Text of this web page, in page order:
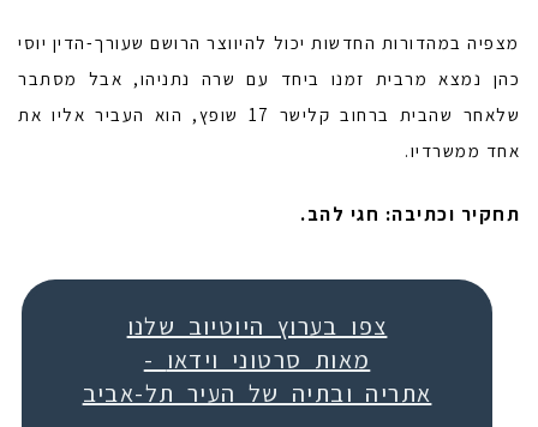
מצפיה במהדורות החדשות יכול להיווצר הרושם שעורך-הדין יוסי
כהן נמצא מרבית זמנו ביחד עם שרה נתניהו, אבל מסתבר
שלאחר שהבית ברחוב קלישר 17 שופץ, הוא העביר אליו את
אחד ממשרדיו.
תחקיר וכתיבה: חגי להב.
צפו בערוץ היוטיוב שלנו
- מאות סרטוני וידאו
אתריה ובתיה של העיר תל-אביב